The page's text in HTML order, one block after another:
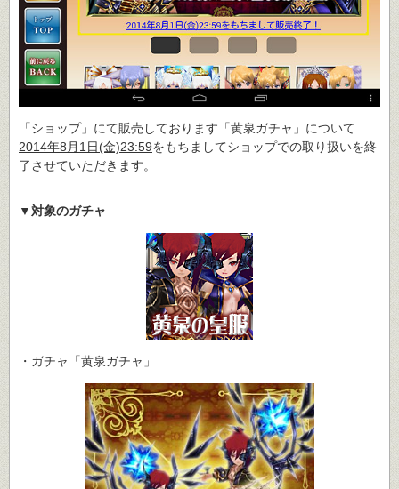
「ショップ」にて販売しております「黄泉ガチャ」について
2014年8月1日(金)23:59をもちましてショップでの取り扱いを終
了させていただきます。
▼対象のガチャ
・ガチャ「黄泉ガチャ」